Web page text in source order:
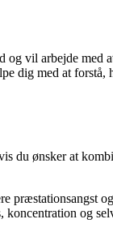
og vil arbejde med
dig med at forstå,
du ønsker at
præstationsangst
koncentration og